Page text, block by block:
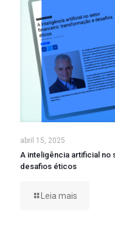
abril 15, 2025
A inteligência artificial no
desafios éticos
Leia mais